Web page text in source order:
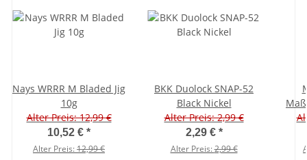
Nays WRRR M Bladed Jig
10g
Alter Preis: 12,99 €
10,52 € *
Alter Preis:12,99 €
BKK Duolock SNAP-52
Black Nickel
Alter Preis: 2,99 €
2,29 € *
Alter Preis:2,99 €